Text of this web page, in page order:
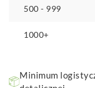
500 - 999
1000+
Minimum